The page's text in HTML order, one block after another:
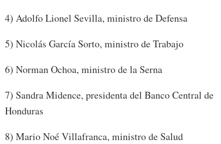
4) Adolfo Lionel Sevilla, ministro de Defensa
5) Nicolás García Sorto, ministro de Trabajo
6) Norman Ochoa, ministro de la Serna
7) Sandra Midence, presidenta del Banco Central de
Honduras
8) Mario Noé Villafranca, ministro de Salud